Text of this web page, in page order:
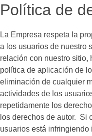
Política de
La Empresa respeta la
a los usuarios de nuestro
relación con nuestro sitio,
política de aplicación de
eliminación de cualquier
actividades de los
repetidamente los
los derechos de autor. Si
usuarios está